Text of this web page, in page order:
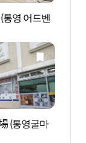
영 어드벤
(통영굴마